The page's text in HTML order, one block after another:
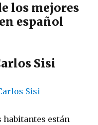
los mejores
español
Sisi
habitantes están